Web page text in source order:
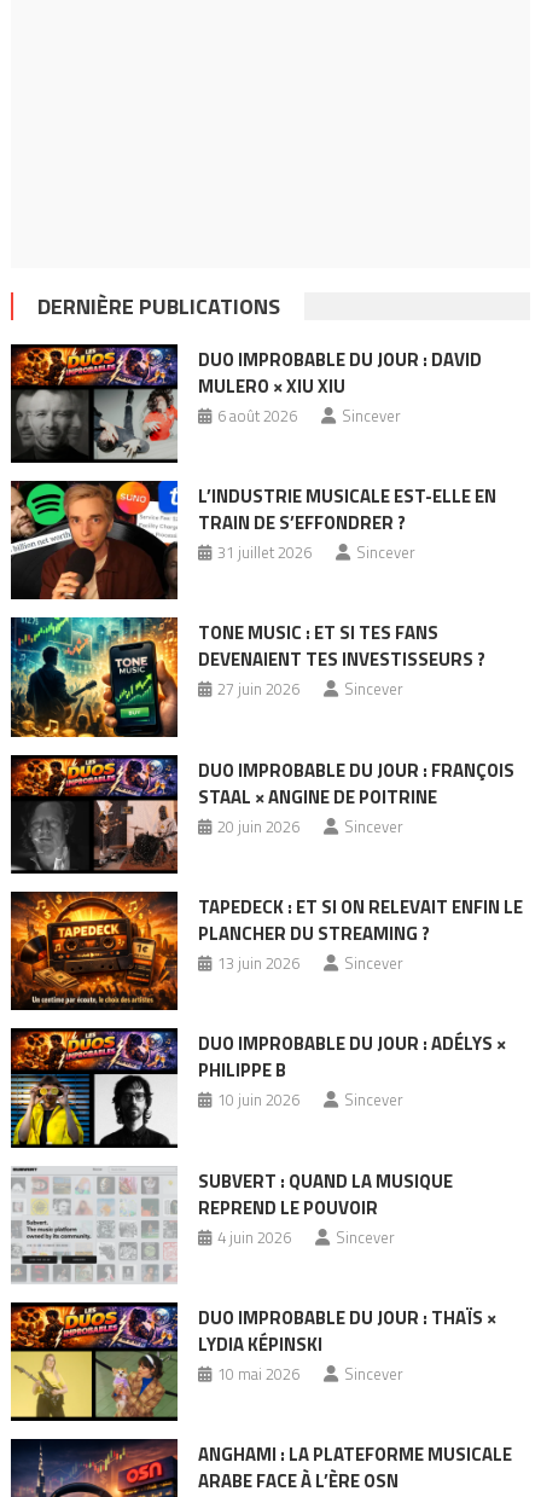
DERNIÈRE PUBLICATIONS
DUO IMPROBABLE DU JOUR : DAVID
MULERO × XIU XIU
6 août 2026 Sincever
L’INDUSTRIE MUSICALE EST-ELLE EN
TRAIN DE S’EFFONDRER ?
31 juillet 2026 Sincever
TONE MUSIC : ET SI TES FANS
DEVENAIENT TES INVESTISSEURS ?
27 juin 2026 Sincever
DUO IMPROBABLE DU JOUR : FRANÇOIS
STAAL × ANGINE DE POITRINE
20 juin 2026 Sincever
TAPEDECK : ET SI ON RELEVAIT ENFIN LE
PLANCHER DU STREAMING ?
13 juin 2026 Sincever
DUO IMPROBABLE DU JOUR : ADÉLYS ×
PHILIPPE B
10 juin 2026 Sincever
SUBVERT : QUAND LA MUSIQUE
REPREND LE POUVOIR
4 juin 2026 Sincever
DUO IMPROBABLE DU JOUR : THAÏS ×
LYDIA KÉPINSKI
10 mai 2026 Sincever
ANGHAMI : LA PLATEFORME MUSICALE
ARABE FACE À L’ÈRE OSN